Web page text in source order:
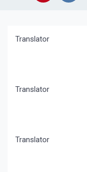
Translator
Translator
Translator